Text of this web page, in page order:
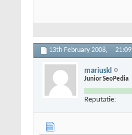
13th February 2008, 21:09
mariuskl
Junior SeoPedia
Reputatie: